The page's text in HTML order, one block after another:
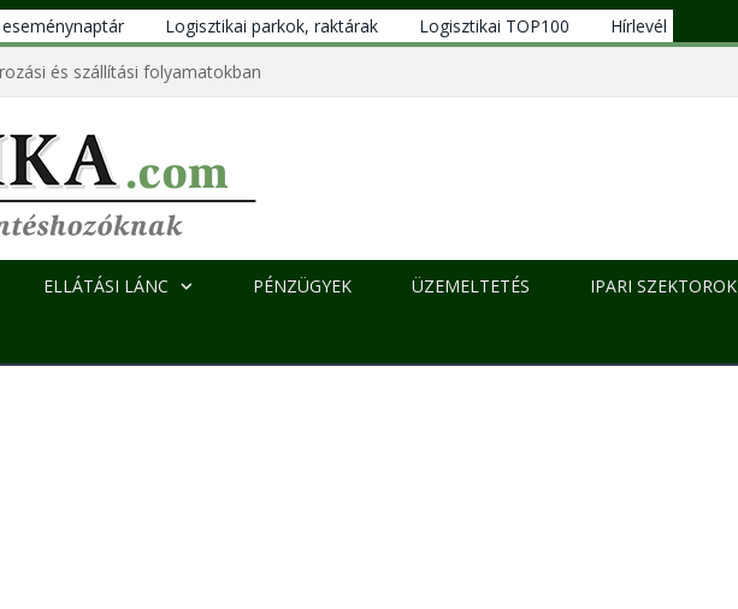
Logisztikai parkok, raktárak Logisztikai TOP100
Hírlevél
és szállítási folyamatokban
ELLÁTÁSI LÁNC PÉNZÜGYEK ÜZEMELTETÉS IPARI SZEKTOROK